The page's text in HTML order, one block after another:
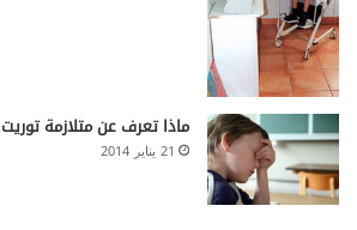
ماذا تعرف عن متلازمة توريت Tourette syndrome ؟
21 يناير 2014